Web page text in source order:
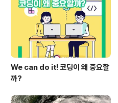
공공데이터포털(data.go.kr)의 ‘교육’ 카
리미, 유치원 알리미, 교육통계서비스 등
서도 확인할 수 있습..
We can do it! 코딩이 왜 중요할
까?